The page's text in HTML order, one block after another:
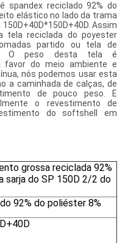
spandex reciclado 92% do
elástico no lado da trama
Assim
tela reciclada do poyester
partido ou tela de
O peso desta tela é
favor do meio ambiente e
nós podemos usar esta
a caminhada de calças, de
de pouco peso. E
o revestimento de
do softshell em
grossa reciclada 92%
sarja do SP 150D 2/2 do
92% do poliéster 8%